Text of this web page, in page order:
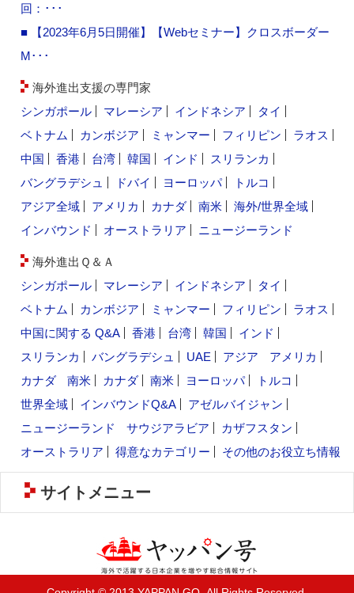
回：･･･
■ 【2023年6月5日開催】【Webセミナー】クロスボーダー
M･･･
海外進出支援の専門家
シンガポール
マレーシア インドネシア
タイ
ベトナム
カンボジア ミャンマー フィリピン
ラオス
中国
香港 台湾 韓国 インド
スリランカ
バングラデシュ
ドバイ ヨーロッパ
トルコ
アジア全域
アメリカ カナダ 南米
海外/世界全域
インバウンド
オーストラリア ニュージーランド
海外進出Ｑ＆Ａ
シンガポール
マレーシア インドネシア
タイ
ベトナム
カンボジア ミャンマー フィリピン
ラオス
中国に関する Q&A
香港 台湾 韓国
インド
スリランカ
バングラデシュ UAE アジア
アメリカ
カナダ
南米 カナダ 南米 ヨーロッパ
トルコ
世界全域
インバウンドQ&A
アゼルバイジャン
ニュージーランド
サウジアラビア
カザフスタン
オーストラリア
得意なカテゴリー その他のお役立ち情報
サイトメニュー